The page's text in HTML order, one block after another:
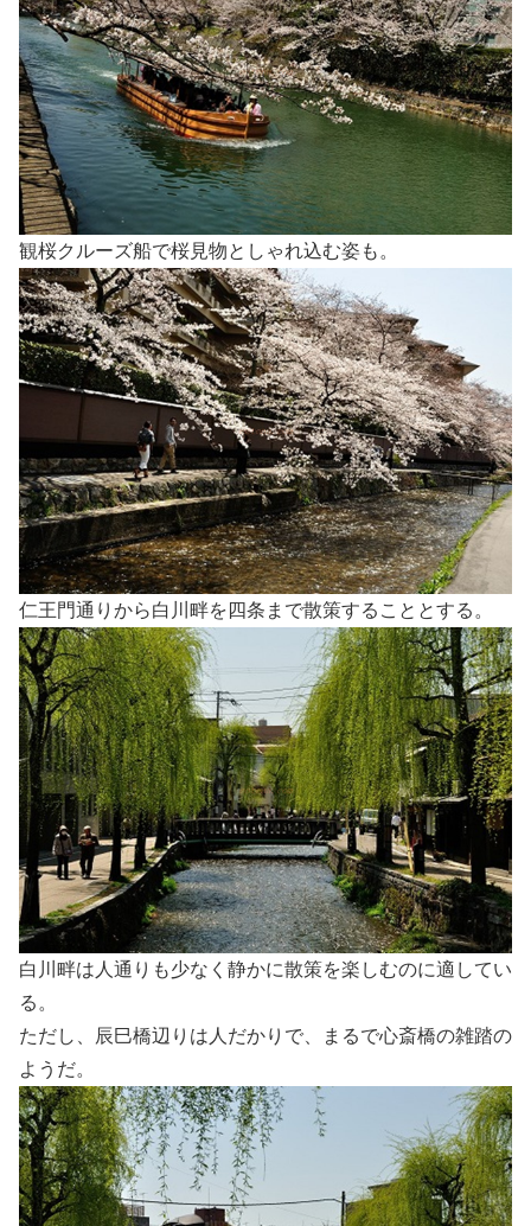
観桜クルーズ船で桜見物としゃれ込む姿も。
仁王門通りから白川畔を四条まで散策することとする。
白川畔は人通りも少なく静かに散策を楽しむのに適してい
る。
ただし、辰巳橋辺りは人だかりで、まるで心斎橋の雑踏の
ようだ。